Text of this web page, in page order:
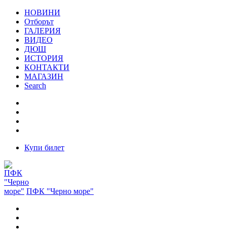
НОВИНИ
Отборът
ГАЛЕРИЯ
ВИДЕО
ДЮШ
ИСТОРИЯ
КОНТАКТИ
МАГАЗИН
Search
Купи билет
ПФК "Черно море"